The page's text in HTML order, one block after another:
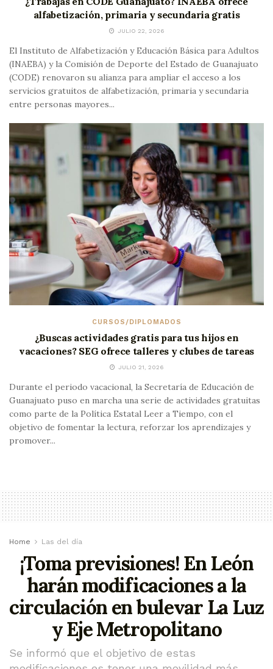
alfabetización, primaria y secundaria gratis
JULIO 22, 2026
El Instituto de Alfabetización y Educación Básica para Adultos
(INAEBA) y la Comisión de Deporte del Estado de Guanajuato
(CODE) renovaron su alianza para ampliar el acceso a los
servicios gratuitos de alfabetización, primaria y secundaria
entre personas mayores...
CURSOS/DIPLOMADOS
¿Buscas actividades gratis para tus hijos en
vacaciones? SEG ofrece talleres y clubes de tareas
JULIO 21, 2026
Durante el periodo vacacional, la Secretaría de Educación de
Guanajuato puso en marcha una serie de actividades gratuitas
como parte de la Política Estatal Leer a Tiempo, con el
objetivo de fomentar la lectura, reforzar los aprendizajes y
promover...
Home Las del día
¡Toma previsiones! En León
harán modificaciones a la
circulación en bulevar La Luz
y Eje Metropolitano
Se informó que el objetivo de estas